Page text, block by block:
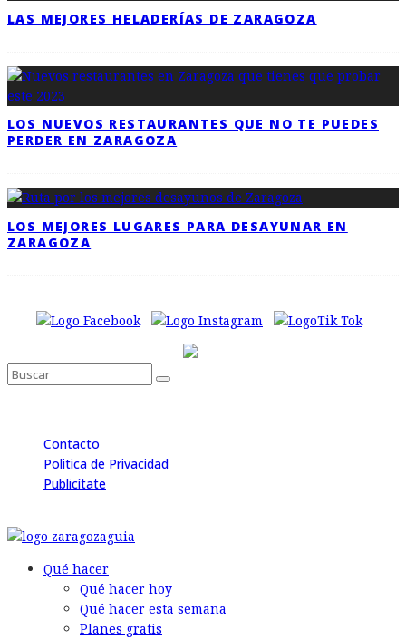
LAS MEJORES HELADERÍAS DE ZARAGOZA
LOS NUEVOS RESTAURANTES QUE NO TE PUEDES
PERDER EN ZARAGOZA
LOS MEJORES LUGARES PARA DESAYUNAR EN
ZARAGOZA
Contacto
Politica de Privacidad
Publicítate
Qué hacer
Qué hacer hoy
Qué hacer esta semana
Planes gratis